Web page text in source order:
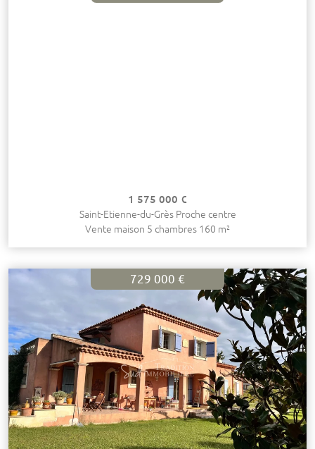
1 575 000 €
Saint-Etienne-du-Grès Proche centre
Vente maison 5 chambres 160 m²
729 000 €